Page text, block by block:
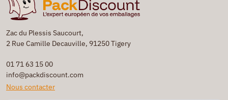
Zac du Plessis Saucourt,
2 Rue Camille Decauville, 91250 Tigery
01 71 63 15 00
info@packdiscount.com
Nous contacter